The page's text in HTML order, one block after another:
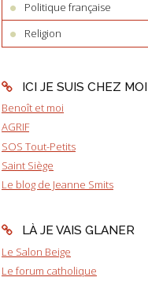
Politique française
Religion
ICI JE SUIS CHEZ MOI
Benoît et moi
AGRIF
SOS Tout-Petits
Saint Siège
Le blog de Jeanne Smits
LÀ JE VAIS GLANER
Le Salon Beige
Le forum catholique